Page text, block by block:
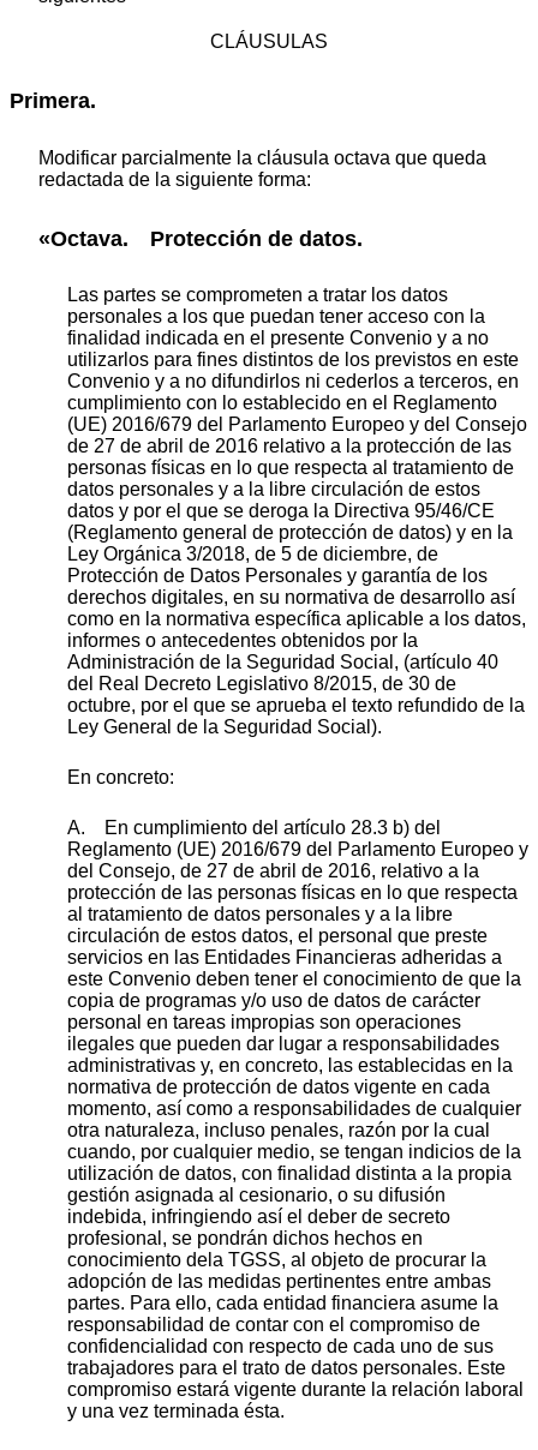
CLÁUSULAS
Primera.
Modificar parcialmente la cláusula octava que queda
redactada de la siguiente forma:
«Octava. Protección de datos.
Las partes se comprometen a tratar los datos
personales a los que puedan tener acceso con la
finalidad indicada en el presente Convenio y a no
utilizarlos para fines distintos de los previstos en este
Convenio y a no difundirlos ni cederlos a terceros, en
cumplimiento con lo establecido en el Reglamento
(UE) 2016/679 del Parlamento Europeo y del Consejo
de 27 de abril de 2016 relativo a la protección de las
personas físicas en lo que respecta al tratamiento de
datos personales y a la libre circulación de estos
datos y por el que se deroga la Directiva 95/46/CE
(Reglamento general de protección de datos) y en la
Ley Orgánica 3/2018, de 5 de diciembre, de
Protección de Datos Personales y garantía de los
derechos digitales, en su normativa de desarrollo así
como en la normativa específica aplicable a los datos,
informes o antecedentes obtenidos por Ia
Administración de la Seguridad Social, (artículo 40
del Real Decreto Legislativo 8/2015, de 30 de
octubre, por el que se aprueba el texto refundido de la
Ley General de la Seguridad Social).
En concreto:
A. En cumplimiento del artículo 28.3 b) del
Reglamento (UE) 2016/679 del Parlamento Europeo y
del Consejo, de 27 de abril de 2016, relativo a la
protección de las personas físicas en lo que respecta
al tratamiento de datos personales y a la libre
circulación de estos datos, el personal que preste
servicios en las Entidades Financieras adheridas a
este Convenio deben tener el conocimiento de que la
copia de programas y/o uso de datos de carácter
personal en tareas impropias son operaciones
ilegales que pueden dar lugar a responsabilidades
administrativas y, en concreto, las establecidas en la
normativa de protección de datos vigente en cada
momento, así como a responsabilidades de cualquier
otra naturaleza, incluso penales, razón por la cual
cuando, por cualquier medio, se tengan indicios de la
utilización de datos, con finalidad distinta a la propia
gestión asignada al cesionario, o su difusión
indebida, infringiendo así el deber de secreto
profesional, se pondrán dichos hechos en
conocimiento dela TGSS, al objeto de procurar la
adopción de las medidas pertinentes entre ambas
partes. Para ello, cada entidad financiera asume la
responsabilidad de contar con el compromiso de
confidencialidad con respecto de cada uno de sus
trabajadores para el trato de datos personales. Este
compromiso estará vigente durante la relación laboral
y una vez terminada ésta.